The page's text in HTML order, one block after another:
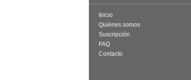
Inicio
Quiénes somos
Suscripción
FAQ
Contacto